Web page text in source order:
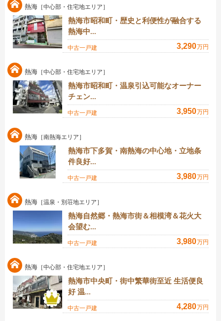
熱海 ［中心部・住宅地エリア］
熱海市昭和町・歴史と利便性が融合する
熱海中...
中古一戸建 3,290万円
熱海 ［中心部・住宅地エリア］
熱海市昭和町・温泉引込可能なオーナー
チェン...
中古一戸建 3,950万円
熱海 ［南熱海エリア］
熱海市下多賀・南熱海の中心地・立地条
件良好...
中古一戸建 3,980万円
熱海 ［温泉・別荘地エリア］
熱海自然郷・熱海市街＆相模湾＆花火大
会望む...
中古一戸建 3,980万円
熱海 ［中心部・住宅地エリア］
熱海市中央町・街中繁華街至近 生活便良
好 温...
中古一戸建 4,280万円